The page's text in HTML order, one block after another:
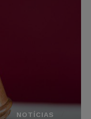
NOTÍCIAS